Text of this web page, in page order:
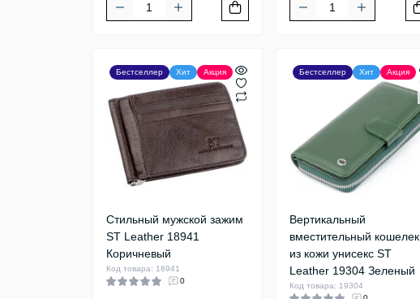
Бестселлер Хит Акция
Стильный мужской зажим
ST Leather 18941
Коричневый
Код товара: 18941
0
Бестселлер Хит Акция
Вертикальный
вместительный кошелек
из кожи унисекс ST
Leather 19304 Зеленый
Код товара: 19304